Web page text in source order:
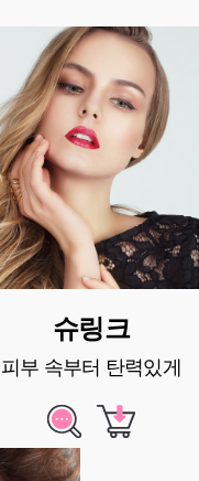
슈링크
피부 속부터 탄력있게